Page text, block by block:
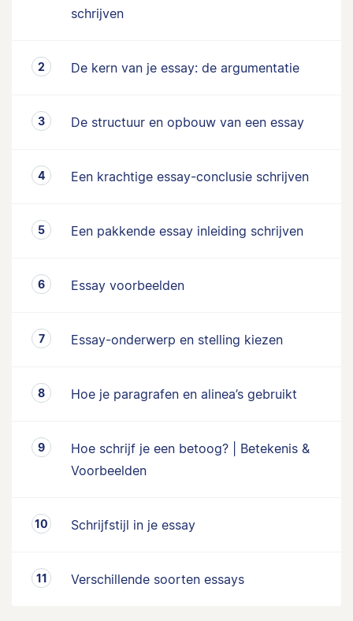
schrijven
De kern van je essay: de argumentatie
De structuur en opbouw van een essay
Een krachtige essay-conclusie schrijven
Een pakkende essay inleiding schrijven
Essay voorbeelden
Essay-onderwerp en stelling kiezen
Hoe je paragrafen en alinea’s gebruikt
Hoe schrijf je een betoog? | Betekenis &
Voorbeelden
Schrijfstijl in je essay
Verschillende soorten essays